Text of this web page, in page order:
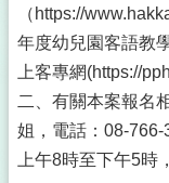
（https://
年度幼兒園客語教
上客專網(https://
二、有關本案報名
姐，電話：08-
上午8時至下午5時